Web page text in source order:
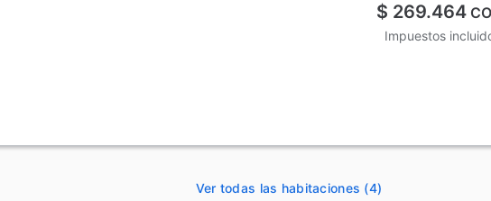
$ 269.464
Impuestos
Ver todas las habitaciones (4)